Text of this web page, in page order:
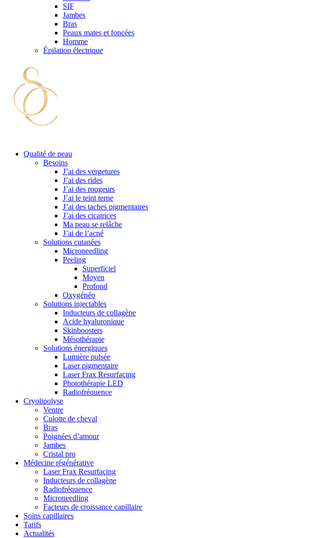
SIF
Jambes
Bras
Peaux mates et foncées
Homme
Épilation électrique
Qualité de peau
Besoins
J’ai des vergetures
J’ai des rides
J’ai des rougeurs
J’ai le teint terne
J’ai des taches pigmentaires
J’ai des cicatrices
Ma peau se relâche
J’ai de l’acné
Solutions cutanées
Microneedling
Peeling
Superficiel
Moyen
Profond
Oxygénéo
Solutions injectables
Inducteurs de collagène
Acide hyaluronique
Skinboosters
Mésothérapie
Solutions énergiques
Lumière pulsée
Laser pigmentaire
Laser Frax Resurfaçing
Photothérapie LED
Radiofréquence
Cryolipolyse
Ventre
Culotte de cheval
Bras
Poignées d’amour
Jambes
Cristal pro
Médecine régénérative
Laser Frax Resurfaçing
Inducteurs de collagène
Radiofréquence
Microneedling
Facteurs de croissance capillaire
Soins capillaires
Tarifs
Actualités